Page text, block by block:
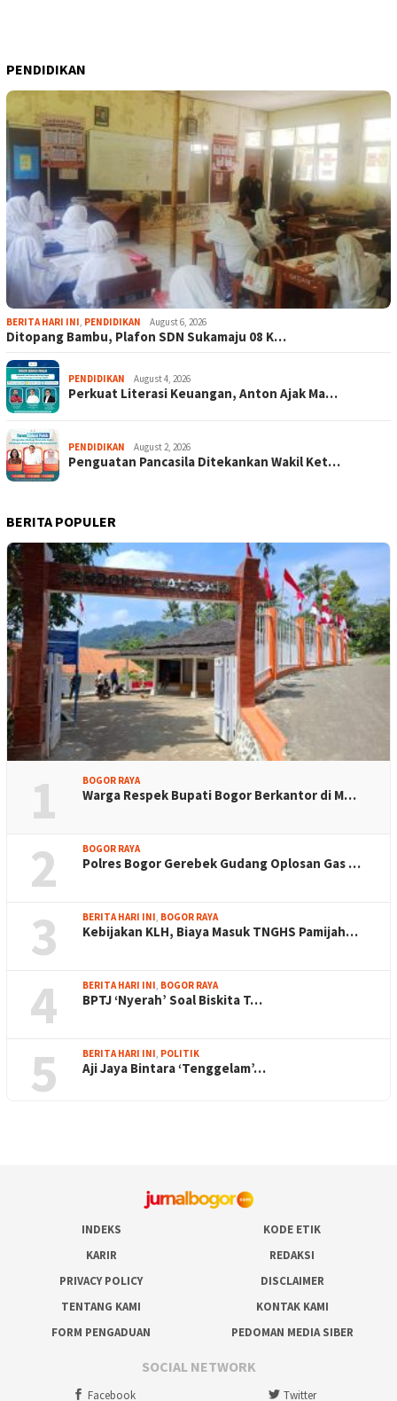
PENDIDIKAN
BERITA HARI INI, PENDIDIKAN August 6, 2026
Ditopang Bambu, Plafon SDN Sukamaju 08 K…
PENDIDIKAN August 4, 2026
Perkuat Literasi Keuangan, Anton Ajak Ma…
PENDIDIKAN August 2, 2026
Penguatan Pancasila Ditekankan Wakil Ket…
BERITA POPULER
1 BOGOR RAYA
Warga Respek Bupati Bogor Berkantor di M…
2 BOGOR RAYA
Polres Bogor Gerebek Gudang Oplosan Gas …
3 BERITA HARI INI, BOGOR RAYA
Kebijakan KLH, Biaya Masuk TNGHS Pamijah…
4 BERITA HARI INI, BOGOR RAYA
BPTJ ‘Nyerah’ Soal Biskita T…
5 BERITA HARI INI, POLITIK
Aji Jaya Bintara ‘Tenggelam’…
INDEKS
KODE ETIK
KARIR
REDAKSI
PRIVACY POLICY
DISCLAIMER
TENTANG KAMI
KONTAK KAMI
FORM PENGADUAN
PEDOMAN MEDIA SIBER
SOCIAL NETWORK
Facebook Twitter